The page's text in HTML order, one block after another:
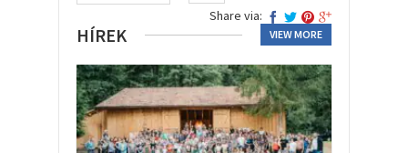
Share via:
HÍREK VIEW MORE